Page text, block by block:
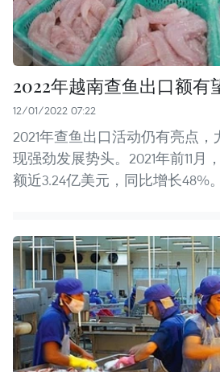
2022年越南查鱼出口额有
12/01/2022 07:22
2021年查鱼出口活动仍有亮点
现强劲发展势头。2021年前11月
额近3.24亿美元，同比增长48%。